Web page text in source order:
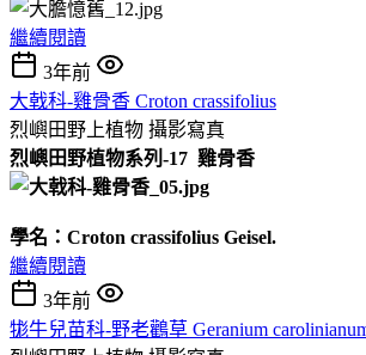
繼續閱讀
3年前
大戟科-雞骨香 Croton crassifolius
烈嶼田野上植物 攝影寫真
烈嶼田野植物系列-17 雞骨香
學名： Croton crassifolius Geisel.
繼續閱讀
3年前
牻牛兒苗科-野老鸛草 Geranium